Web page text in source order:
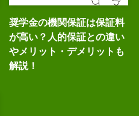
奨学金の機関保証は保証料
が高い？人的保証との違い
やメリット・デメリットも
解説！